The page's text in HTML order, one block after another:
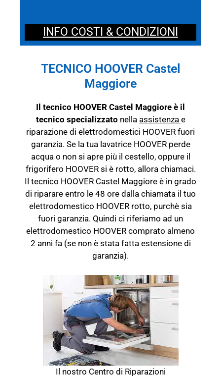
INFO COSTI & CONDIZIONI
TECNICO HOOVER Castel
Maggiore
Il tecnico HOOVER Castel Maggiore è il
tecnico specializzato nella assistenza e
riparazione di elettrodomestici HOOVER fuori
garanzia. Se la tua lavatrice HOOVER perde
acqua o non si apre più il cestello, oppure il
frigorifero HOOVER si è rotto, allora chiamaci.
Il tecnico HOOVER Castel Maggiore è in grado
di riparare entro le 48 ore dalla chiamata il tuo
elettrodomestico HOOVER rotto, purchè sia
fuori garanzia. Quindi ci riferiamo ad un
elettrodomestico HOOVER comprato almeno
2 anni fa (se non è stata fatta estensione di
garanzia).
Il nostro Centro di Riparazioni